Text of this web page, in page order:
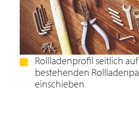
Rollladenprofil seitlich
bestehenden
einschieben